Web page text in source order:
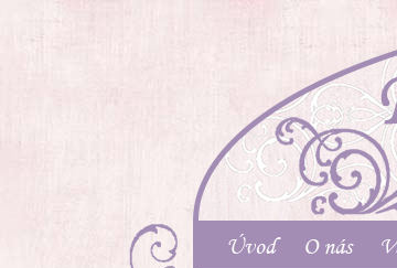
Úvod O nás